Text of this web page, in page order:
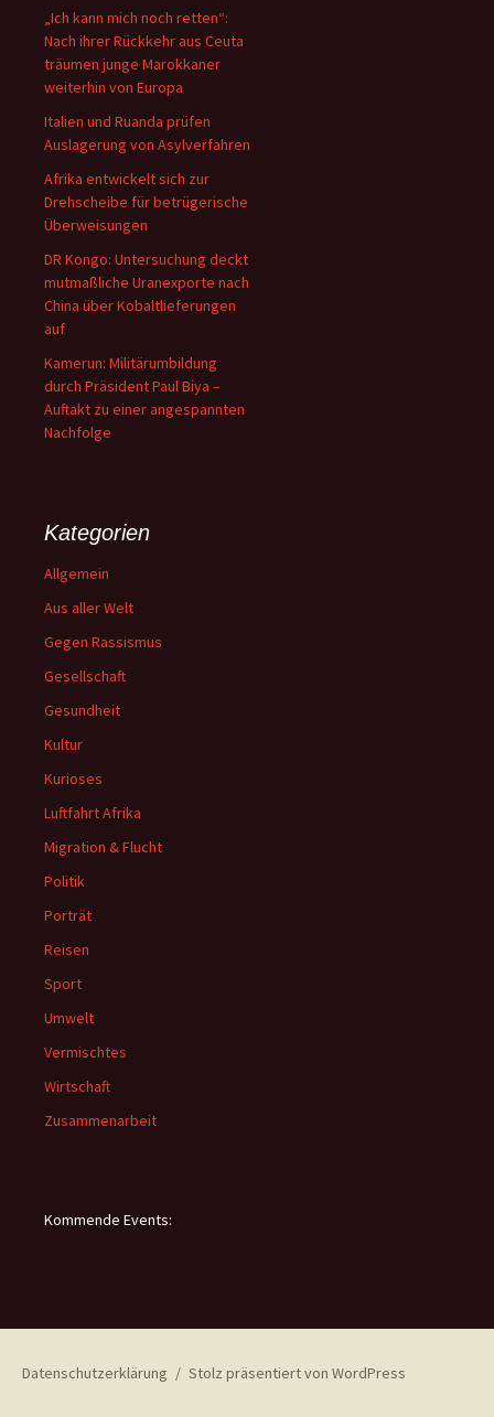
„Ich kann mich noch retten“:
Nach ihrer Rückkehr aus Ceuta
träumen junge Marokkaner
weiterhin von Europa
Italien und Ruanda prüfen
Auslagerung von Asylverfahren
Afrika entwickelt sich zur
Drehscheibe für betrügerische
Überweisungen
DR Kongo: Untersuchung deckt
mutmaßliche Uranexporte nach
China über Kobaltlieferungen
auf
Kamerun: Militärumbildung
durch Präsident Paul Biya –
Auftakt zu einer angespannten
Nachfolge
Kategorien
Allgemein
Aus aller Welt
Gegen Rassismus
Gesellschaft
Gesundheit
Kultur
Kurioses
Luftfahrt Afrika
Migration & Flucht
Politik
Porträt
Reisen
Sport
Umwelt
Vermischtes
Wirtschaft
Zusammenarbeit
Kommende Events:
Datenschutzerklärung Stolz präsentiert von WordPress